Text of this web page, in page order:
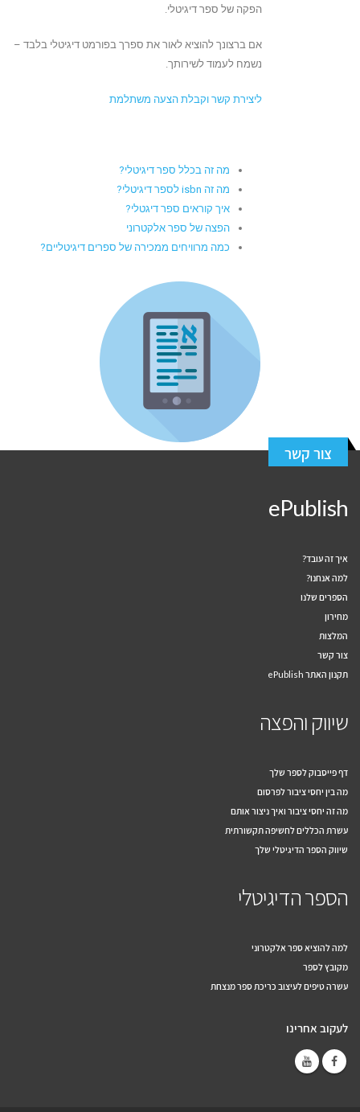
הפקה של ספר דיגיטלי.
אם ברצונך להוציא לאור את ספרך בפורמט דיגיטלי בלבד –
נשמח לעמוד לשירותך.
ליצירת קשר וקבלת הצעה משתלמת
מה זה בכלל ספר דיגיטלי?
מה זה isbn לספר דיגיטלי?
איך קוראים ספר דיגטלי?
הפצה של ספר אלקטרוני
כמה מרוויחים ממכירה של ספרים דיגיטליים?
צור קשר
ePublish
איך זה עובד?
למה אנחנו?
הספרים שלנו
מחירון
המלצות
צור קשר
תקנון האתר ePublish
שיווק והפצה
דף פייסבוק לספר שלך
מה בין יחסי ציבור לפרסום
מה זה יחסי ציבור ואיך ניצור אותם
עשרת הכללים לחשיפה תקשורתית
שיווק הספר הדיגיטלי שלך
הספר הדיגיטלי
למה להוציא ספר אלקטרוני
מקובץ לספר
עשרה טיפים לעיצוב כריכת ספר מנצחת
לעקוב אחרינו